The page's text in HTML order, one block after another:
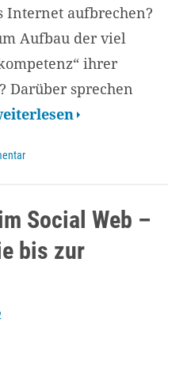
Internet aufbrechen?
Aufbau der viel
ihrer
Darüber sprechen
Social Web –
bis zur